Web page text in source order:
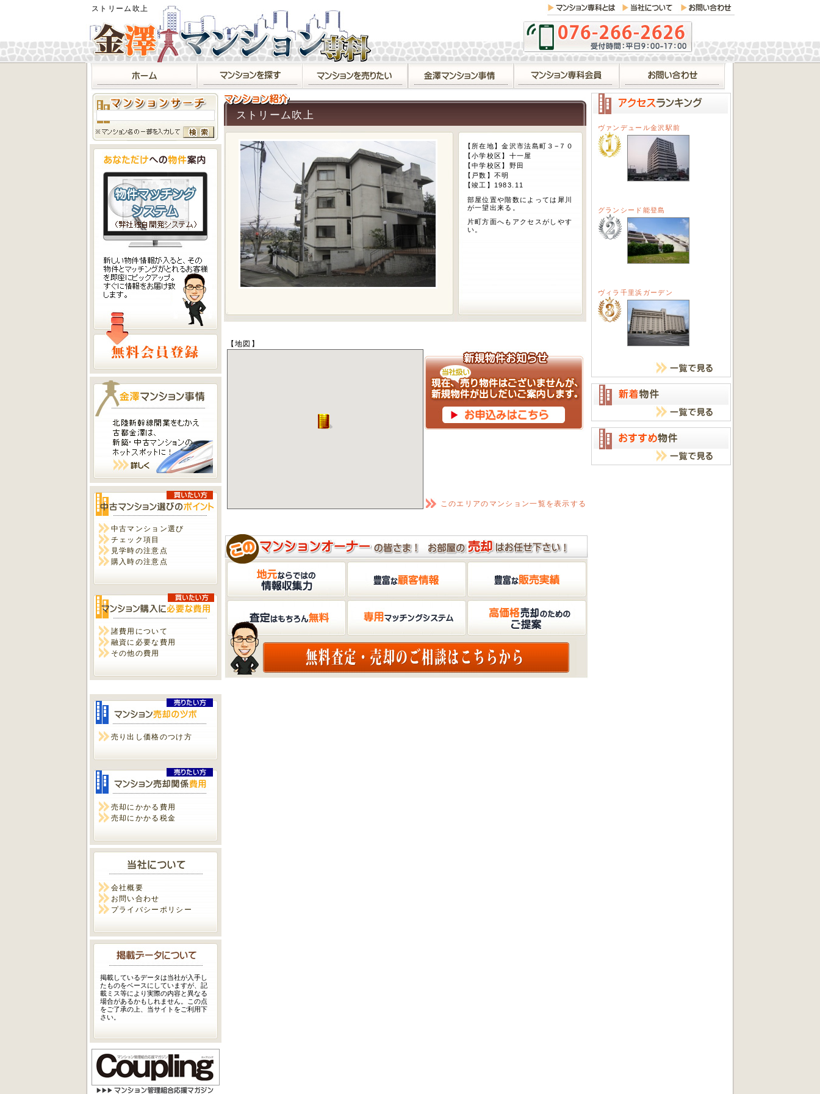
ストリーム吹上
中古マンション選び
チェック項目
見学時の注意点
購入時の注意点
諸費用について
融資に必要な費用
その他の費用
売り出し価格のつけ方
売却にかかる費用
売却にかかる税金
会社概要
お問い合わせ
プライバシーポリシー
掲載しているデータは当社が入手し
たものをベースにしていますが、記
載ミス等により実際の内容と異なる
場合があるかもしれません。この点
をご了承の上、当サイトをご利用下
さい。
ストリーム吹上
【所在地】金沢市法島町３−７０
【小学校区】十一屋
【中学校区】野田
【戸数】不明
【竣工】1983.11
部屋位置や階数によっては犀川
が一望出来る。
片町方面へもアクセスがしやす
い。
【地図】
このエリアのマンション一覧を表示する
ヴァンデュール金沢駅前
グランシード能登島
ヴィラ千里浜ガーデン